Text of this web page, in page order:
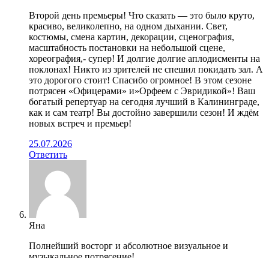
Второй день премьеры! Что сказать — это было круто,
красиво, великолепно, на одном дыхании. Свет,
костюмы, смена картин, декорации, сценография,
масштабность постановки на небольшой сцене,
хореография,- супер! И долгие долгие аплодисменты на
поклонах! Никто из зрителей не спешил покидать зал. А
это дорогого стоит! Спасибо огромное! В этом сезоне
потрясен «Офицерами» и»Орфеем с Эвридикой»! Ваш
богатый репертуар на сегодня лучший в Калининграде,
как и сам театр! Вы достойно завершили сезон! И ждём
новых встреч и премьер!
25.07.2026
Ответить
Яна
Полнейший восторг и абсолютное визуальное и